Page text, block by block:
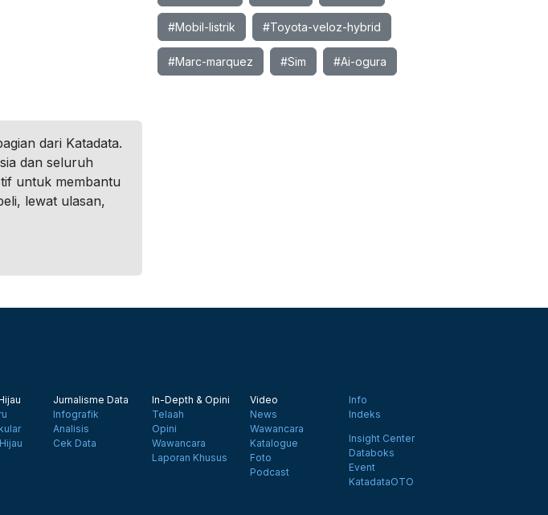
#Mobil-listrik #Toyota-veloz-hybrid
#Marc-marquez #Sim #Ai-ogura
dari Katadata.
dan seluruh
untuk membantu
lewat ulasan,
Jurnalisme Data
Infografik
Analisis
Cek Data
In-Depth & Opini
Telaah
Opini
Wawancara
Laporan Khusus
Video
News
Wawancara
Katalogue
Foto
Podcast
Info
Indeks
Insight Center
Databoks
Event
KatadataOTO